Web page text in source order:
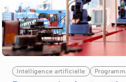
Intelligence artificielle